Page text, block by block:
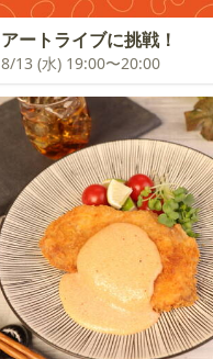
アートライブに挑戦！
8/13 (水) 19:00〜20:00